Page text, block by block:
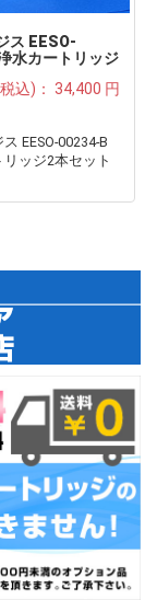
ス EESO-
水カートリッジ
込)： 34,400 円
EESO-00234-B
ッジ2本セット